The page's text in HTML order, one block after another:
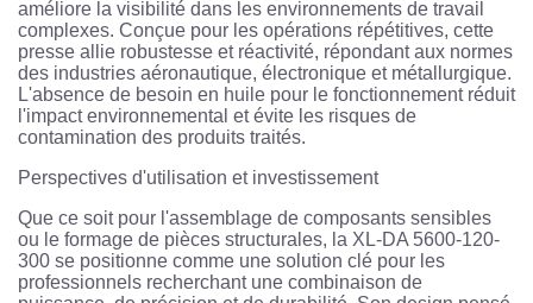
améliore la visibilité dans les environnements de travail
complexes. Conçue pour les opérations répétitives, cette
presse allie robustesse et réactivité, répondant aux normes
des industries aéronautique, électronique et métallurgique.
L'absence de besoin en huile pour le fonctionnement réduit
l'impact environnemental et évite les risques de
contamination des produits traités.
Perspectives d'utilisation et investissement
Que ce soit pour l'assemblage de composants sensibles
ou le formage de pièces structurales, la XL-DA 5600-120-
300 se positionne comme une solution clé pour les
professionnels recherchant une combinaison de